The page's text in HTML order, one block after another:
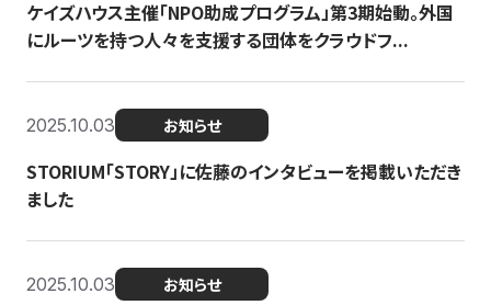
ケイズハウス主催「NPO助成プログラム」第3期始動。外国
にルーツを持つ人々を支援する団体をクラウドフ...
2025.10.03 お知らせ
STORIUM「STORY」に佐藤のインタビューを掲載いただき
ました
2025.10.03 お知らせ